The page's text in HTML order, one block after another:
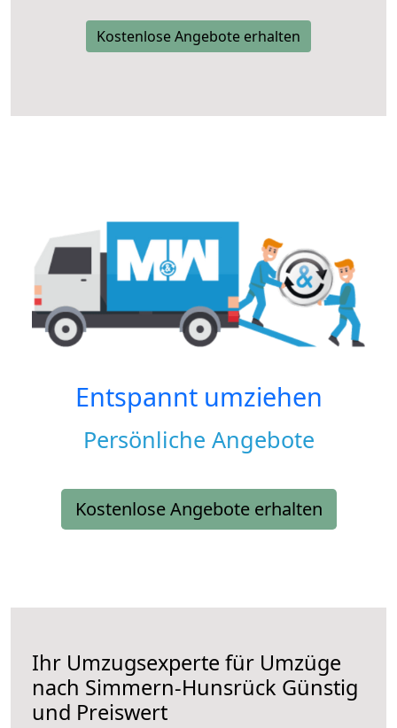
Kostenlose Angebote erhalten
Entspannt umziehen
Persönliche Angebote
Kostenlose Angebote erhalten
Ihr Umzugsexperte für Umzüge
nach Simmern-Hunsrück Günstig
und Preiswert